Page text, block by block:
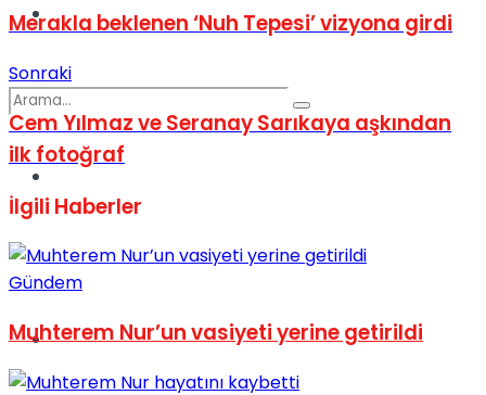
Dünya
Müzik
No Result
View All Result
Merakla beklenen ‘Nuh Tepesi’ vizyona girdi
Sonraki
Cem Yılmaz ve Seranay Sarıkaya aşkından
ilk fotoğraf
İlgili Haberler
Gündem
Muhterem Nur’un vasiyeti yerine getirildi